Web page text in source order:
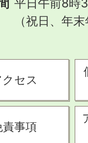
平日午前8時
（祝日、年
クセス
責事項